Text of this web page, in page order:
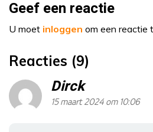
Geef een reactie
U moet inloggen om een reactie
Reacties (9)
Dirck
15 maart 2024 om 10:06